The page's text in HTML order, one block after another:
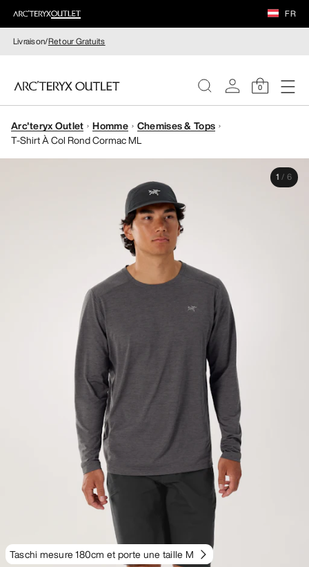
FR
Livraison/Retour Gratuits
0
FEMME
Arc'teryx Outlet Homme
Chemises & Tops
T-Shirt À Col Rond Cormac ML
Taschi mesure 180cm et porte une taille M
1 / 6